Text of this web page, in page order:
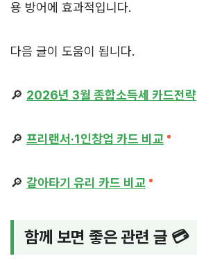
용 방어에 효과적입니다.
다음 글이 도움이 됩니다.
🔎 2026년 3월 종합소득세 카드전략
🔎 프리랜서·1인창업 카드 비교
🔎 갈아타기 유리 카드 비교
함께 보면 좋은 관련 글 💳